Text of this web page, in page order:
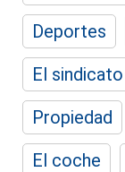
Deportes
El sindicato
Propiedad
El coche